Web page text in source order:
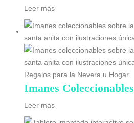
Leer más
Regalos para la Nevera u Hogar
Imanes Coleccionables
Leer más